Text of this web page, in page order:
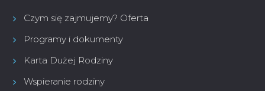
Czym się zajmujemy? Oferta
Programy i dokumenty
Karta Dużej Rodziny
Wspieranie rodziny